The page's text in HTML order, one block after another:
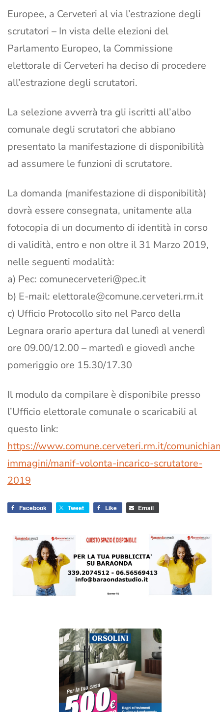
Europee, a Cerveteri al via l’estrazione degli
scrutatori – In vista delle elezioni del
Parlamento Europeo, la Commissione
elettorale di Cerveteri ha deciso di procedere
all’estrazione degli scrutatori.
La selezione avverrà tra gli iscritti all’albo
comunale degli scrutatori che abbiano
presentato la manifestazione di disponibilità
ad assumere le funzioni di scrutatore.
La domanda (manifestazione di disponibilità)
dovrà essere consegnata, unitamente alla
fotocopia di un documento di identità in corso
di validità, entro e non oltre il 31 Marzo 2019,
nelle seguenti modalità:
a) Pec: comunecerveteri@pec.it
b) E-mail: elettorale@comune.cerveteri.rm.it
c) Ufficio Protocollo sito nel Parco della
Legnara orario apertura dal lunedì al venerdì
ore 09.00/12.00 – martedì e giovedì anche
pomeriggio ore 15.30/17.30
Il modulo da compilare è disponibile presso
l’Ufficio elettorale comunale o scaricabili al
questo link:
https://www.comune.cerveteri.rm.it/
immagini/manif-volonta-incarico-scrutatore-
2019
Facebook Tweet Like Email